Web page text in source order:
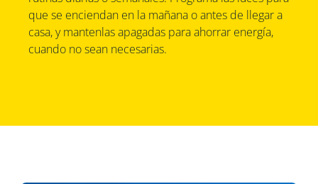
que se enciendan en la mañana o antes de llegar a
casa, y mantenlas apagadas para ahorrar energía,
cuando no sean necesarias.